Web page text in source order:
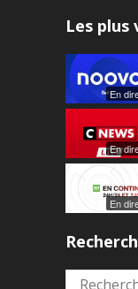
Les plus
En
En
En
Rechercher :